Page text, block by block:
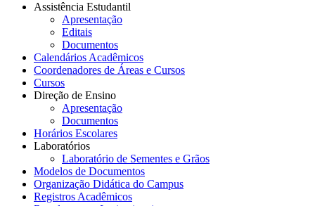
Assistência Estudantil
Apresentação
Editais
Documentos
Calendários Acadêmicos
Coordenadores de Áreas e Cursos
Cursos
Direção de Ensino
Apresentação
Documentos
Horários Escolares
Laboratórios
Laboratório de Sementes e Grãos
Modelos de Documentos
Organização Didática do Campus
Registros Acadêmicos